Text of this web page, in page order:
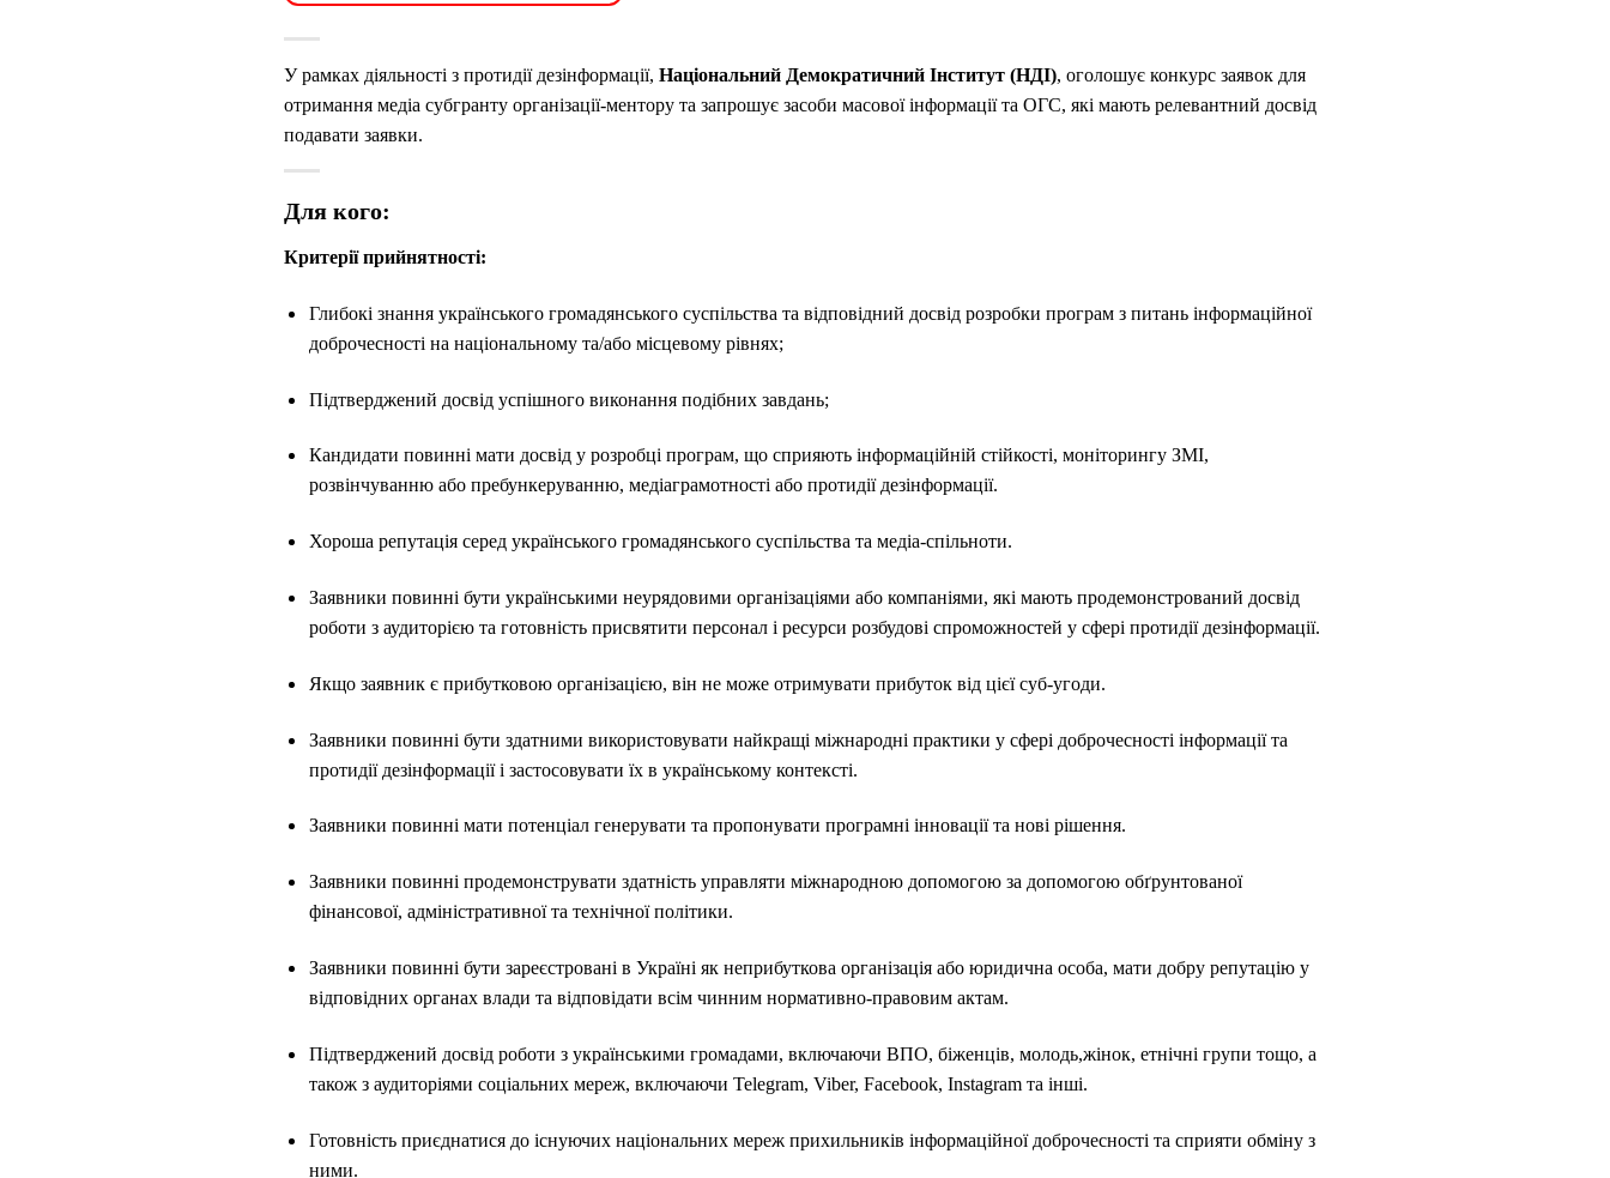
У рамках діяльності з протидії дезінформації, Національний Демократичний Інститут (НДІ), оголошує конкурс заявок для
отримання медіа субгранту організації-ментору та запрошує засоби масової інформації та ОГС, які мають релевантний досвід
подавати заявки.
Для кого:
Критерії прийнятності:
Глибокі знання українського громадянського суспільства та відповідний досвід розробки програм з питань інформаційної
доброчесності на національному та/або місцевому рівнях;
Підтверджений досвід успішного виконання подібних завдань;
Кандидати повинні мати досвід у розробці програм, що сприяють інформаційній стійкості, моніторингу ЗМІ,
розвінчуванню або пребункеруванню, медіаграмотності або протидії дезінформації.
Хороша репутація серед українського громадянського суспільства та медіа-спільноти.
Заявники повинні бути українськими неурядовими організаціями або компаніями, які мають продемонстрований досвід
роботи з аудиторією та готовність присвятити персонал і ресурси розбудові спроможностей у сфері протидії дезінформації.
Якщо заявник є прибутковою організацією, він не може отримувати прибуток від цієї суб-угоди.
Заявники повинні бути здатними використовувати найкращі міжнародні практики у сфері доброчесності інформації та
протидії дезінформації і застосовувати їх в українському контексті.
Заявники повинні мати потенціал генерувати та пропонувати програмні інновації та нові рішення.
Заявники повинні продемонструвати здатність управляти міжнародною допомогою за допомогою обґрунтованої
фінансової, адміністративної та технічної політики.
Заявники повинні бути зареєстровані в Україні як неприбуткова організація або юридична особа, мати добру репутацію у
відповідних органах влади та відповідати всім чинним нормативно-правовим актам.
Підтверджений досвід роботи з українськими громадами, включаючи ВПО, біженців, молодь,жінок, етнічні групи тощо, а
також з аудиторіями соціальних мереж, включаючи Telegram, Viber, Facebook, Instagram та інші.
Готовність приєднатися до існуючих національних мереж прихильників інформаційної доброчесності та сприяти обміну з
ними.